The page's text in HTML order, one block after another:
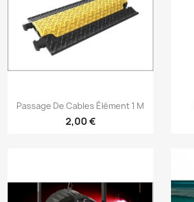
Vorschau
Passage De Cables Élément 1 M
2,00 €